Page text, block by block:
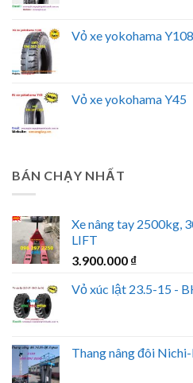
Vỏ xe yokohama Y108
Vỏ xe yokohama Y45
BÁN CHẠY NHẤT
Xe nâng tay 2500kg,
LIFT
3.900.000 ₫
Vỏ xúc lật 23.5-15 -
Thang nâng đôi